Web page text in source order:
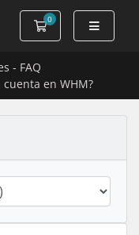
0
Carro de Pedidos
- FAQ
cuenta en WHM?